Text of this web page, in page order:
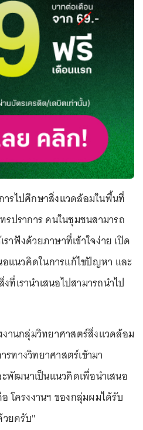
รไปศึกษาสิ่งแวดล้อมในพื้นที่
ปราการ คนในชุมชนสามารถ
ฟังด้วยภาษาที่เข้าใจง่าย เปิด
อแนวคิดในการแก้ไขปัญหา และ
เรานำเสนอไปสามารถนำไป
านกลุ่มวิทยาศาสตร์สิ่งแวดล้อม
ทางวิทยาศาสตร์เข้ามา
พัฒนาเป็นแนวคิดเพื่อนำเสนอ
โครงงานฯ ของกลุ่มผมได้รับ
วยครับ"